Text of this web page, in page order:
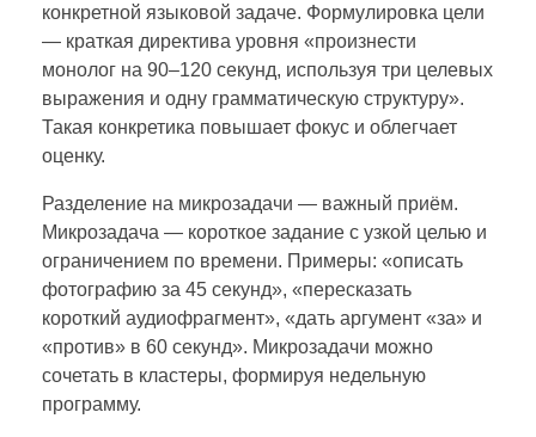
конкретной языковой задаче. Формулировка цели
— краткая директива уровня «произнести
монолог на 90–120 секунд, используя три целевых
выражения и одну грамматическую структуру».
Такая конкретика повышает фокус и облегчает
оценку.
Разделение на микрозадачи — важный приём.
Микрозадача — короткое задание с узкой целью и
ограничением по времени. Примеры: «описать
фотографию за 45 секунд», «пересказать
короткий аудиофрагмент», «дать аргумент «за» и
«против» в 60 секунд». Микрозадачи можно
сочетать в кластеры, формируя недельную
программу.